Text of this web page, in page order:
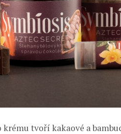
tvoří kakaové a